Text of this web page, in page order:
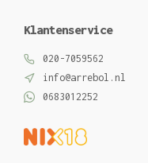
Klantenservice
020-7059562
info@arrebol.nl
0683012252